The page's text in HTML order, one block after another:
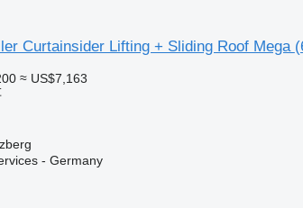
Curtainsider Lifting + Sliding Roof Mega
≈ US$7,163
- Germany